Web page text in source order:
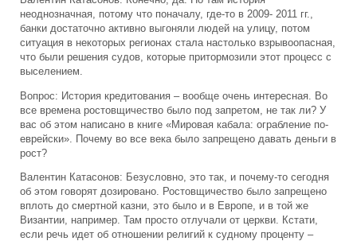
неоднозначная, потому что поначалу, где-то в 2009- 2011 гг.,
банки достаточно активно выгоняли людей на улицу, потом
ситуация в некоторых регионах стала настолько взрывоопасная,
что были решения судов, которые притормозили этот процесс с
выселением.
Вопрос: История кредитования – вообще очень интересная. Во
все времена ростовщичество было под запретом, не так ли? У
вас об этом написано в книге «Мировая кабала: ограбление по-
еврейски». Почему во все века было запрещено давать деньги в
рост?
Валентин Катасонов: Безусловно, это так, и почему-то сегодня
об этом говорят дозировано. Ростовщичество было запрещено
вплоть до смертной казни, это было и в Европе, и в той же
Византии, например. Там просто отлучали от церкви. Кстати,
если речь идет об отношении религий к судному проценту –